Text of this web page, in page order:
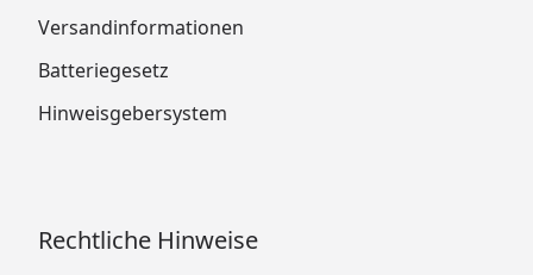
Versandinformationen
Batteriegesetz
Hinweisgebersystem
Rechtliche Hinweise